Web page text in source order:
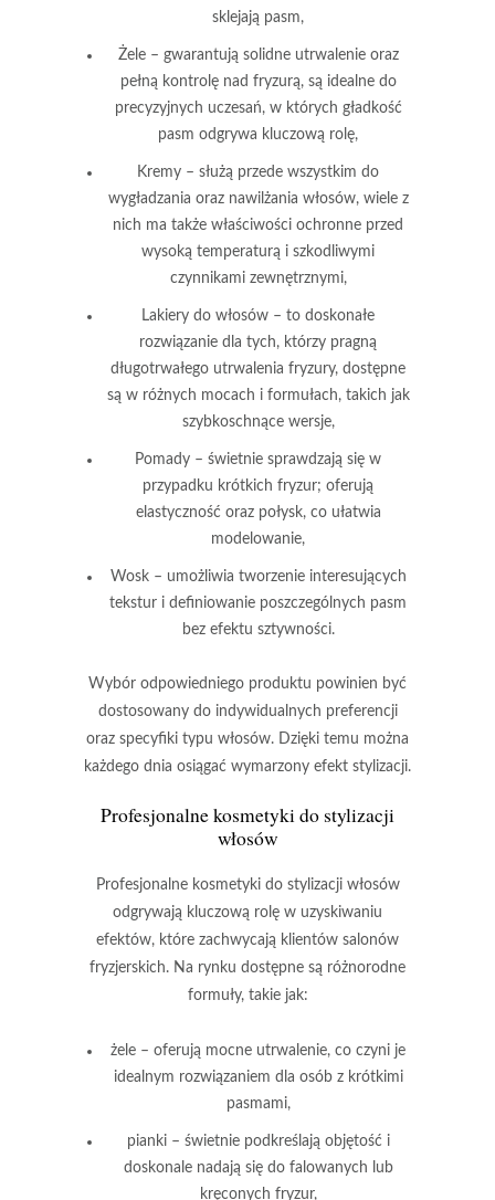
sklejają pasm,
Żele– gwarantują solidne utrwalenie oraz
pełną kontrolę nad fryzurą, są idealne do
precyzyjnych uczesań, w których gładkość
pasm odgrywa kluczową rolę,
Kremy – służą przede wszystkim do
wygładzania oraz nawilżania włosów, wiele z
nich ma także właściwości ochronne przed
wysoką temperaturą i szkodliwymi
czynnikami zewnętrznymi,
Lakiery do włosów – to doskonałe
rozwiązanie dla tych, którzy pragną
długotrwałego utrwalenia fryzury, dostępne
są w różnych mocach i formułach, takich jak
szybkoschnące wersje,
Pomady – świetnie sprawdzają się w
przypadku krótkich fryzur; oferują
elastyczność oraz połysk, co ułatwia
modelowanie,
Wosk– umożliwia tworzenie interesujących
tekstur i definiowanie poszczególnych pasm
bez efektu sztywności.
Wybór odpowiedniego produktu powinien być
dostosowany do indywidualnych preferencji
oraz specyfiki typu włosów. Dzięki temu można
każdego dnia osiągać wymarzony efekt stylizacji.
Profesjonalnekosmetyki do stylizacji
włosów
Profesjonalne kosmetyki do stylizacji włosów
odgrywają kluczową rolę w uzyskiwaniu
efektów, które zachwycają klientów salonów
fryzjerskich. Na rynku dostępne są różnorodne
formuły, takie jak:
żele – oferują mocne utrwalenie, co czyni je
idealnym rozwiązaniem dla osób z krótkimi
pasmami,
pianki– świetnie podkreślają objętość i
doskonale nadają się do falowanych lub
kręconych fryzur,